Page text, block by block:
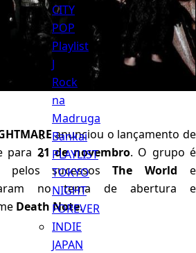
CITY
POP
Playlist
J
Rock
na
Madruga
Bankai
PLAYLIST
TOKYO
NIGHT
FOREVER
INDIE
JAPAN
anunciou o lançamento de
para 21 de novembro. O grupo é
pelos sucessosThe World e
no tema de abertura e
Death Note.